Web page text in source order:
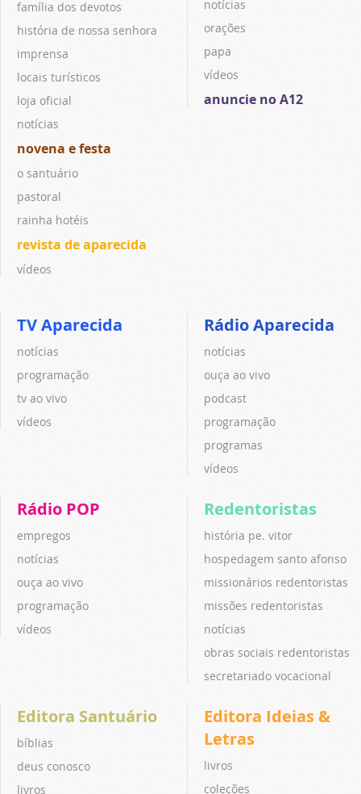
família dos devotos
história de nossa senhora
imprensa
locais turísticos
loja oficial
notícias
novena e festa
o santuário
pastoral
rainha hotéis
revista de aparecida
vídeos
notícias
orações
papa
vídeos
anuncie no A12
TV Aparecida
notícias
programação
tv ao vivo
vídeos
Rádio Aparecida
notícias
ouça ao vivo
podcast
programação
programas
vídeos
Rádio POP
empregos
notícias
ouça ao vivo
programação
vídeos
Redentoristas
história pe. vitor
hospedagem santo afonso
missionários redentoristas
missões redentoristas
notícias
obras sociais redentoristas
secretariado vocacional
Editora Santuário
bíblias
deus conosco
livros
Editora Ideias &
Letras
livros
coleções